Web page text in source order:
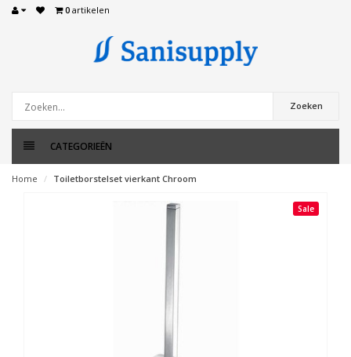
0 artikelen
Zoeken
CATEGORIEËN
Home Toiletborstelset vierkant Chroom
Sale